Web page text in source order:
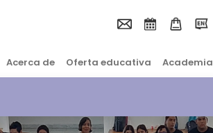
Acerca de Oferta educativa Academia